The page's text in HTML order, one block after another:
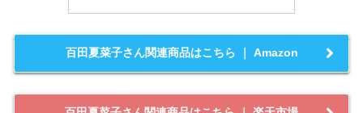
百田夏菜子さん関連商品はこちら ｜ Amazon